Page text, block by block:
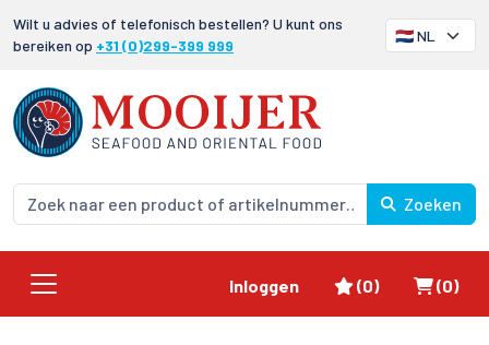
Wilt u advies of telefonisch bestellen? U kunt ons
bereiken op +31 (0)299-399 999
Zoeken
Inloggen Favorieten
(0) (0)